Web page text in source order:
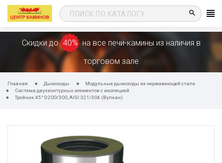
search
Скидки до 40% на все печи-камины из наличия в
торговом зале
Главная Дымоходы
Модульные дымоходы из нержавеющей стали
Система двухконтурных элементов с изоляцией
Тройник 45° D200/300, AISI 321/304 (Вулкан)